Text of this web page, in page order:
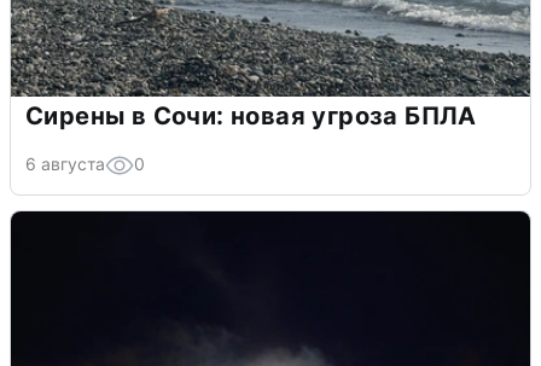
Сирены в Сочи: новая угроза БПЛА
6 августа 0